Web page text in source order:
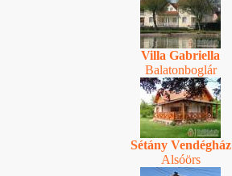
Villa Gabriella
Balatonboglár
Sétány Vendégház
Alsóörs